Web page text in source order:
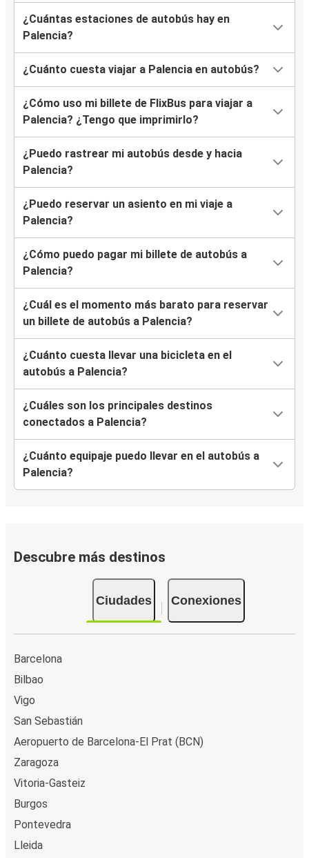
¿Cuántas estaciones de autobús hay en
Palencia?
¿Cuánto cuesta viajar a Palencia en autobús?
¿Cómo uso mi billete de FlixBus para viajar a
Palencia? ¿Tengo que imprimirlo?
¿Puedo rastrear mi autobús desde y hacia
Palencia?
¿Puedo reservar un asiento en mi viaje a
Palencia?
¿Cómo puedo pagar mi billete de autobús a
Palencia?
¿Cuál es el momento más barato para reservar
un billete de autobús a Palencia?
¿Cuánto cuesta llevar una bicicleta en el
autobús a Palencia?
¿Cuáles son los principales destinos
conectados a Palencia?
¿Cuánto equipaje puedo llevar en el autobús a
Palencia?
Descubre más destinos
Ciudades Conexiones
Barcelona
Bilbao
Vigo
San Sebastián
Aeropuerto de Barcelona-El Prat (BCN)
Zaragoza
Vitoria-Gasteiz
Burgos
Pontevedra
Lleida